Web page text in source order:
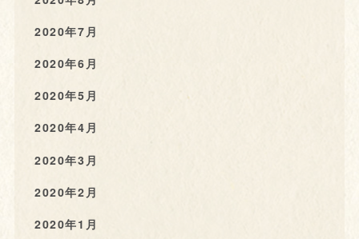
2020年7月
2020年6月
2020年5月
2020年4月
2020年3月
2020年2月
2020年1月